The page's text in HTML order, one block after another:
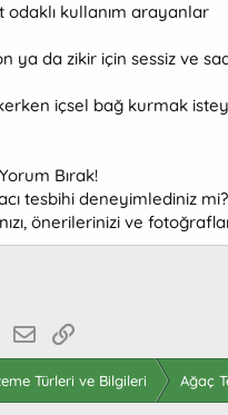
odaklı kullanım arayanlar
ya da zikir için sessiz ve
içsel bağ kurmak
Bırak!
tesbihi deneyimlediniz
önerilerinizi ve
WhatsApp
E-posta
Türleri ve Bilgileri Ağaç